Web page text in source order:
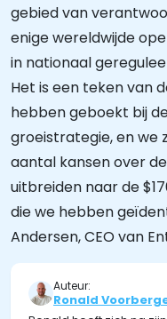
gebied van
enige wereldwijde
in nationaal
Het is een teken van
hebben geboekt bij
groeistrategie, en we
aantal kansen over
uitbreiden naar de
die we hebben
Andersen, CEO van
Auteur:
Ronald